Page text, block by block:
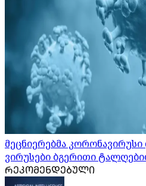
მეცნიერებმა კორონავირუსი
ვირუსები ბგერითი
ᲠᲔᲙᲝᲛᲔᲜᲓᲔᲑᲣᲚᲘ